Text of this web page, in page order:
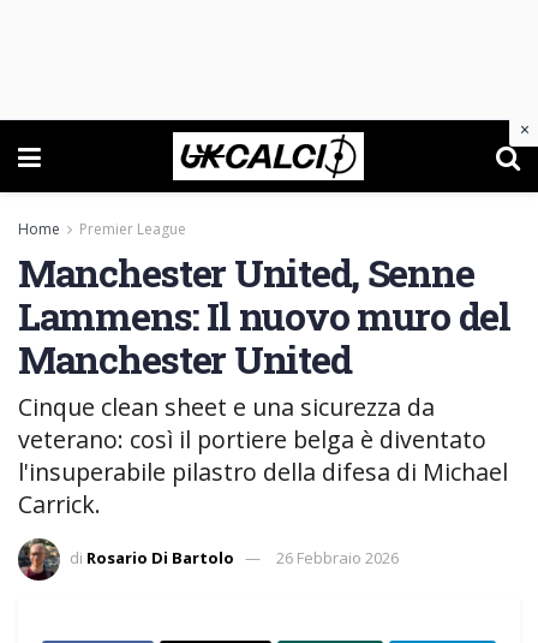
Home Premier League
Manchester United, Senne
Lammens: Il nuovo muro del
Manchester United
Cinque clean sheet e una sicurezza da
veterano: così il portiere belga è diventato
l'insuperabile pilastro della difesa di Michael
Carrick.
di Rosario Di Bartolo 26 Febbraio 2026
×